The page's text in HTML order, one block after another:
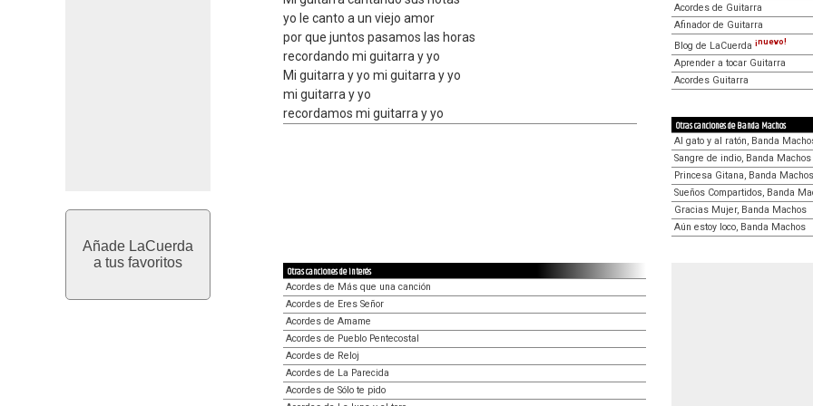
Añade LaCuerda
a tus favoritos
yo le canto a un viejo amor
por que juntos pasamos las horas
recordando mi guitarra y yo
Mi guitarra y yo mi guitarra y yo
mi guitarra y yo
recordamos mi guitarra y yo
Acordes de Guitarra
Afinador de Guitarra
Blog de LaCuerda ¡nuevo!
Aprender a tocar Guitarra
Acordes Guitarra
Otras canciones de Banda Machos
Al gato y al ratón, Banda
Sangre de indio, Banda Machos
Princesa Gitana, Banda Machos
Sueños Compartidos, Banda
Gracias Mujer, Banda Machos
Aún estoy loco, Banda Machos
Otras canciones de interés
Acordes de Más que una canción
Acordes de Eres Señor
Acordes de Amame
Acordes de Pueblo Pentecostal
Acordes de Reloj
Acordes de La Parecida
Acordes de Sólo te pido